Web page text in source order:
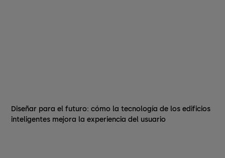
Diseñar para el futuro: cómo la tecnología de los edificios
inteligentes mejora la experiencia del usuario